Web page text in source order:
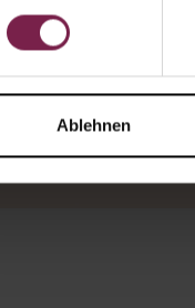
Ablehnen